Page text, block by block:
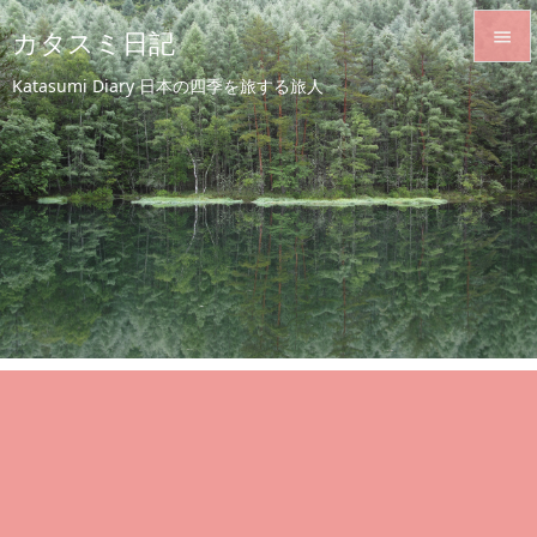
カタスミ日記
Katasumi Diary 日本の四季を旅する旅人


メニュ

サイド

前へ

次へ

検索